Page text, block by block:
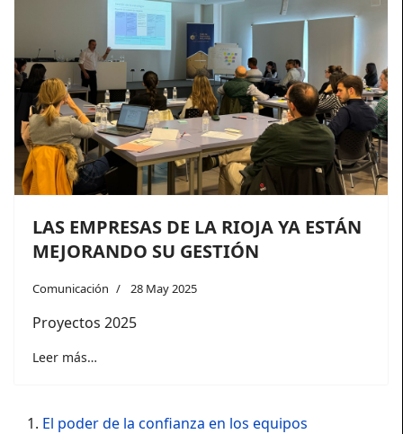
LAS EMPRESAS DE LA RIOJA YA ESTÁN
MEJORANDO SU GESTIÓN
Comunicación 28 May 2025
Proyectos 2025
Leer más…
El poder de la confianza en los equipos